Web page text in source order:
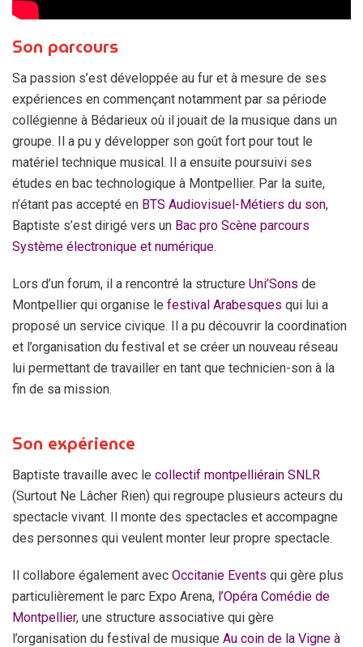
Son parcours
Sa passion s’est développée au fur et à mesure de ses
expériences en commençant notamment par sa période
collégienne à Bédarieux où il jouait de la musique dans un
groupe. Il a pu y développer son goût fort pour tout le
matériel technique musical. Il a ensuite poursuivi ses
études en bac technologique à Montpellier. Par la suite,
n’étant pas accepté en BTS Audiovisuel-Métiers du son,
Baptiste s’est dirigé vers un Bac pro Scène parcours
Système électronique et numérique.
Lors d’un forum, il a rencontré la structure Uni’Sons de
Montpellier qui organise le festival Arabesques qui lui a
proposé un service civique. Il a pu découvrir la coordination
et l’organisation du festival et se créer un nouveau réseau
lui permettant de travailler en tant que technicien-son à la
fin de sa mission.
Son expérience
Baptiste travaille avec le collectif montpelliérain SNLR
(Surtout Ne Lâcher Rien) qui regroupe plusieurs acteurs du
spectacle vivant. Il monte des spectacles et accompagne
des personnes qui veulent monter leur propre spectacle.
Il collabore également avec Occitanie Events qui gère plus
particulièrement le parc Expo Arena, l’Opéra Comédie de
Montpellier, une structure associative qui gère
l’organisation du festival de musique Au coin de la Vigne à